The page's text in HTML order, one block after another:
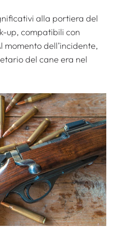
alla portiera del
up, compatibili con
momento dell’incidente,
del cane era nel